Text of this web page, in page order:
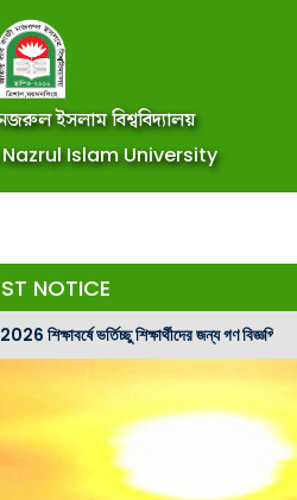
ইসলাম বিশ্ববিদ্যালয়
Islam University
NOTICE
ভর্তিচ্ছু শিক্ষার্থীদের জন্য গণ বিজ্ঞপ্তি